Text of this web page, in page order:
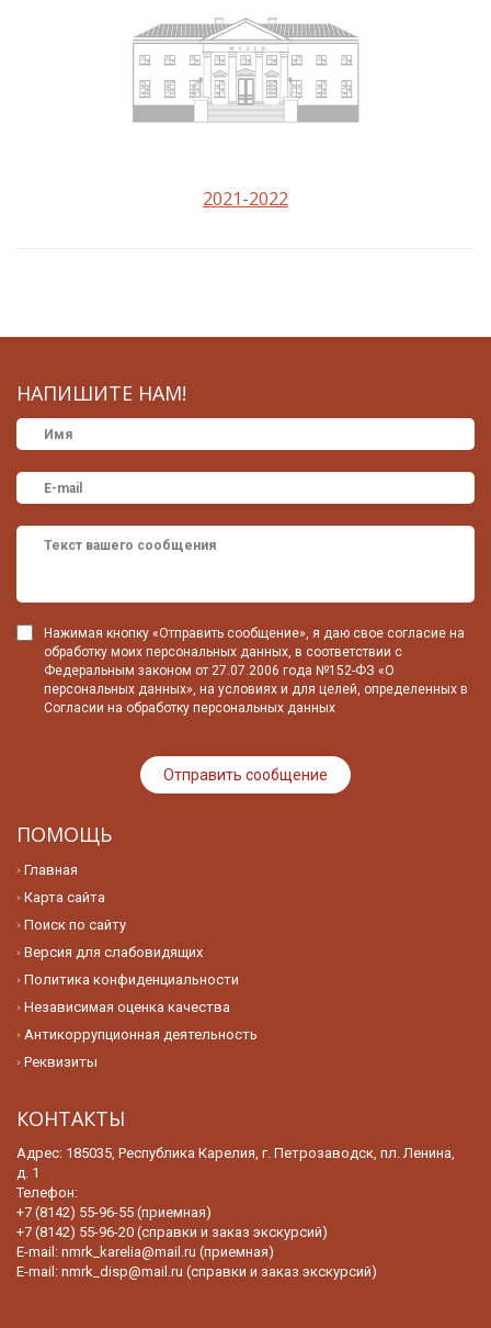
2021-2022
НАПИШИТЕ НАМ!
Нажимая кнопку «Отправить сообщение», я даю свое согласие на
обработку моих персональных данных, в соответствии с
Федеральным законом от 27.07.2006 года №152-ФЗ «О
персональных данных», на условиях и для целей, определенных в
Согласии на обработку персональных данных
ПОМОЩЬ
Главная
Карта сайта
Поиск по сайту
Версия для слабовидящих
Политика конфиденциальности
Независимая оценка качества
Антикоррупционная деятельность
Реквизиты
КОНТАКТЫ
Адрес: 185035, Республика Карелия, г. Петрозаводск, пл. Ленина,
д. 1
Телефон:
+7 (8142) 55-96-55 (приемная)
+7 (8142) 55-96-20 (справки и заказ экскурсий)
E-mail: nmrk_karelia@mail.ru (приемная)
E-mail: nmrk_disp@mail.ru (справки и заказ экскурсий)